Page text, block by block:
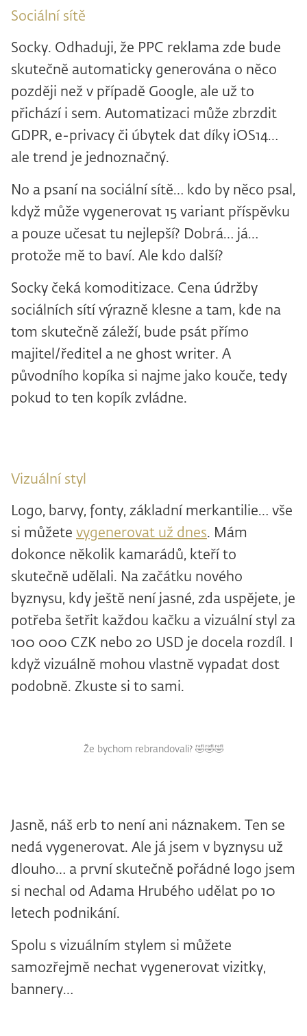
Sociální sítě
Socky. Odhaduji, že PPC reklama zde bude
skutečně automaticky generována o něco
později než v případě Google, ale už to
přichází i sem. Automatizaci může zbrzdit
GDPR, e-privacy či úbytek dat díky iOS14…
ale trend je jednoznačný.
No a psaní na sociální sítě… kdo by něco psal,
když může vygenerovat 15 variant příspěvku
a pouze učesat tu nejlepší? Dobrá… já…
protože mě to baví. Ale kdo další?
Socky čeká komoditizace. Cena údržby
sociálních sítí výrazně klesne a tam, kde na
tom skutečně záleží, bude psát přímo
majitel/ředitel a ne ghost writer. A
původního kopíka si najme jako kouče, tedy
pokud to ten kopík zvládne.
Vizuální styl
Logo, barvy, fonty, základní merkantilie… vše
si můžete vygenerovat už dnes. Mám
dokonce několik kamarádů, kteří to
skutečně udělali. Na začátku nového
byznysu, kdy ještě není jasné, zda uspějete, je
potřeba šetřit každou kačku a vizuální styl za
100 000 CZK nebo 20 USD je docela rozdíl. I
když vizuálně mohou vlastně vypadat dost
podobně. Zkuste si to sami.
Že bychom rebrandovali? 🤣🤣🤣
Jasně, náš erb to není ani náznakem. Ten se
nedá vygenerovat. Ale já jsem v byznysu už
dlouho… a první skutečně pořádné logo jsem
si nechal od Adama Hrubého udělat po 10
letech podnikání.
Spolu s vizuálním stylem si můžete
samozřejmě nechat vygenerovat vizitky,
bannery…